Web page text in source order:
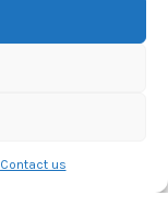
Contact us